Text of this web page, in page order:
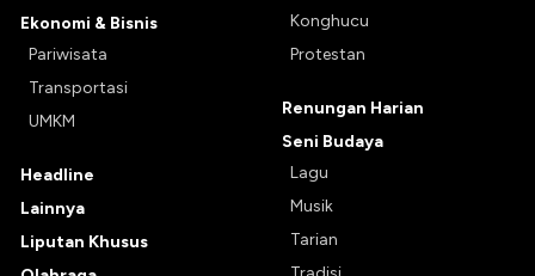
Ekonomi & Bisnis
Pariwisata
Transportasi
UMKM
Headline
Lainnya
Liputan Khusus
Konghucu
Protestan
Renungan Harian
Seni Budaya
Lagu
Musik
Tarian